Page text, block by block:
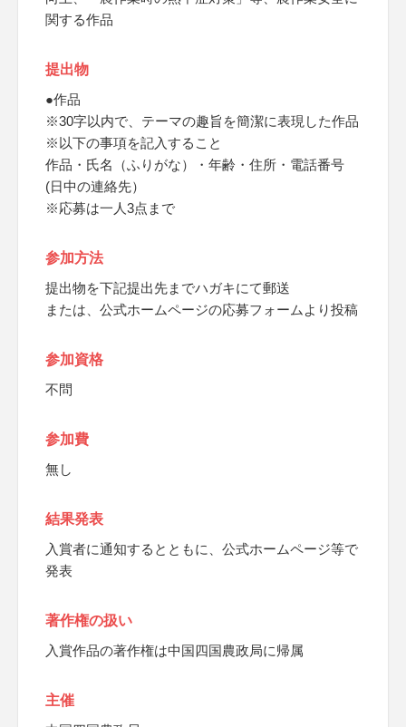
関する作品
提出物
●作品
※30字以内で、テーマの趣旨を簡潔に表現した作品
※以下の事項を記入すること
作品・氏名（ふりがな）・年齢・住所・電話番号
(日中の連絡先）
※応募は一人3点まで
参加方法
提出物を下記提出先までハガキにて郵送
または、公式ホームページの応募フォームより投稿
参加資格
不問
参加費
無し
結果発表
入賞者に通知するとともに、公式ホームページ等で
発表
著作権の扱い
入賞作品の著作権は中国四国農政局に帰属
主催